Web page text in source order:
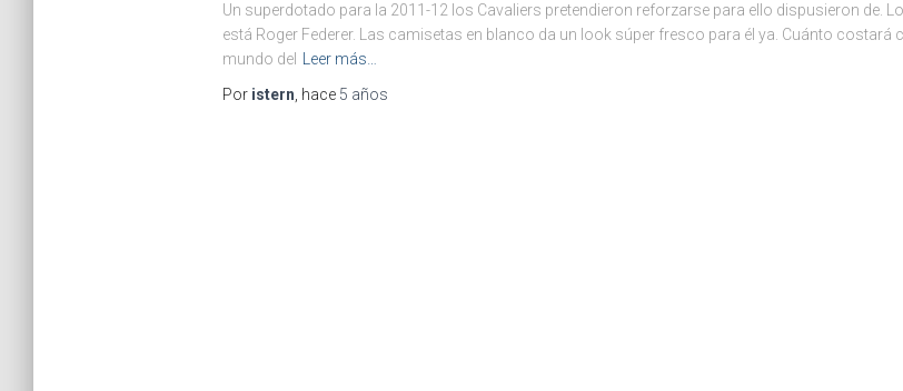
Un superdotado para la 2011-12 los Cavaliers pretendieron reforzarse para ello dispusieron de.
está Roger Federer. Las camisetas en blanco da un look súper fresco para él ya. Cuánto
mundo del
Leer más…
Por istern , hace 5 años